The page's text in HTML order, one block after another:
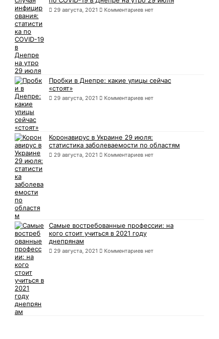
29 августа, 2021 Комментариев нет
Пробки в Днепре: какие улицы сейчас
«стоят»
29 августа, 2021 Комментариев нет
Коронавирус в Украине 29 июля:
статистика заболеваемости по областям
29 августа, 2021 Комментариев нет
Самые востребованные профессии: на
кого стоит учиться в 2021 году
днепрянам
29 августа, 2021 Комментариев нет